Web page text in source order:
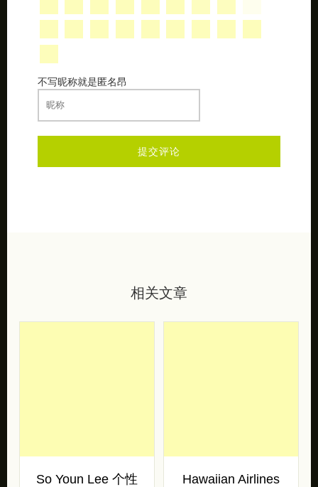
不写昵称就是匿名昂
相关文章
So Youn Lee 个性
Hawaiian Airlines